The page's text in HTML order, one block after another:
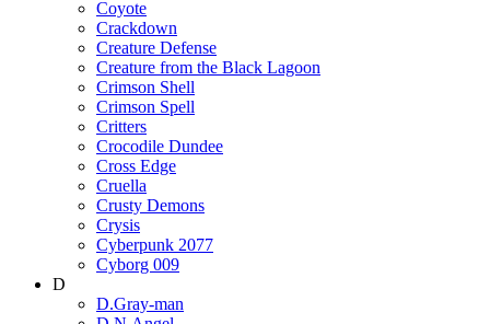
Coyote
Crackdown
Creature Defense
Creature from the Black Lagoon
Crimson Shell
Crimson Spell
Critters
Crocodile Dundee
Cross Edge
Cruella
Crusty Demons
Crysis
Cyberpunk 2077
Cyborg 009
D
D.Gray-man